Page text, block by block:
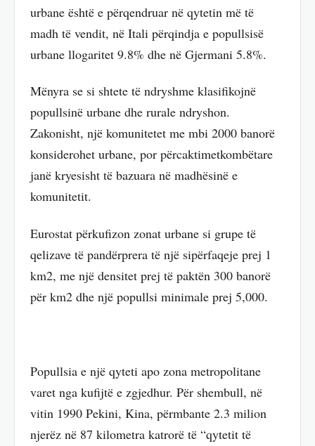
urbane është e përqendruar në qytetin më të
madh të vendit, në Itali përqindja e popullsisë
urbane llogaritet 9.8% dhe në Gjermani 5.8%.
Mënyra se si shtete të ndryshme klasifikojnë
popullsinë urbane dhe rurale ndryshon.
Zakonisht, një komunitetet me mbi 2000 banorë
konsiderohet urbane, por përcaktimetkombëtare
janë kryesisht të bazuara në madhësinë e
komunitetit.
Eurostat përkufizon zonat urbane si grupe të
qelizave të pandërprera të një sipërfaqeje prej 1
km2, me një densitet prej të paktën 300 banorë
për km2 dhe një popullsi minimale prej 5,000.
Popullsia e një qyteti apo zona metropolitane
varet nga kufijtë e zgjedhur. Për shembull, në
vitin 1990 Pekini, Kina, përmbante 2.3 milion
njerëz në 87 kilometra katrorë të “qytetit të